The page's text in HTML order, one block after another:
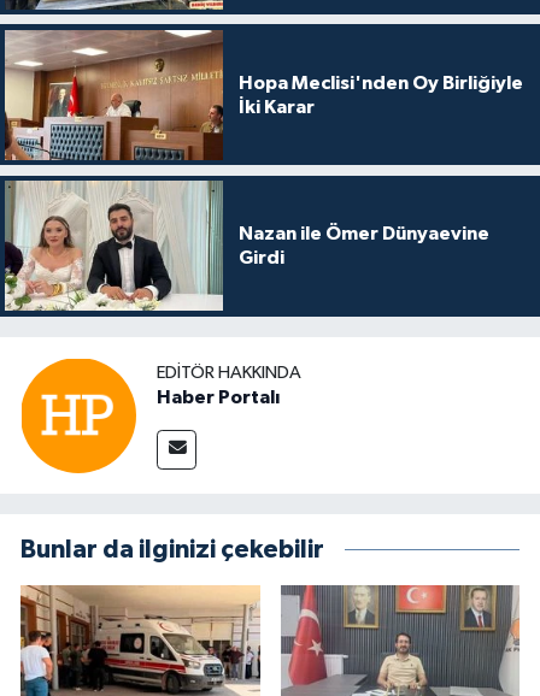
Hopa Meclisi'nden Oy Birliğiyle
İki Karar
Nazan ile Ömer Dünyaevine
Girdi
EDITÖR HAKKINDA
Haber Portalı
Bunlar da ilginizi çekebilir